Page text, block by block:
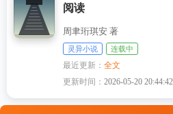
阅读
周聿珩琪安 著
灵异小说 连载中
最近更新：全文
更新时间：2026-05-20 20:44:42